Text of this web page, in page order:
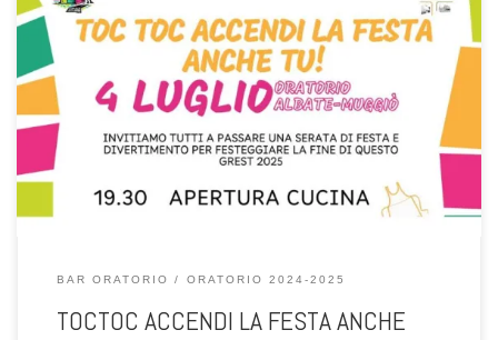
Un dopo cena per stare insieme e festeggiare il Natale. Sono inviati
tutti gli adolescenti ! vi aspettiamo!
BAR ORATORIO ORATORIO 2024-2025
TOCTOC ACCENDI LA FESTA ANCHE